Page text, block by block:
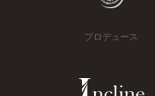
プロデュース